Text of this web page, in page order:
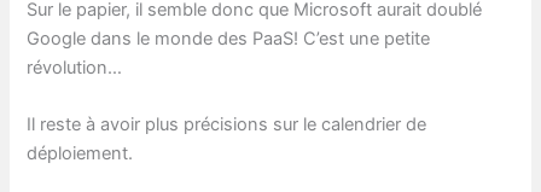
Sur le papier, il semble donc que Microsoft aurait doublé
Google dans le monde des PaaS! C’est une petite
révolution…
Il reste à avoir plus précisions sur le calendrier de
déploiement.